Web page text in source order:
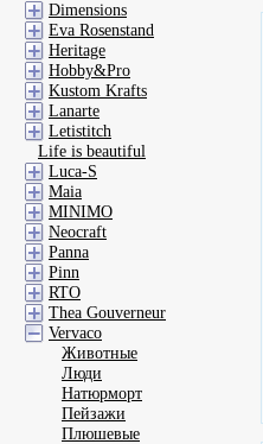
Dimensions
Eva Rosenstand
Heritage
Hobby&Pro
Kustom Krafts
Lanarte
Letistitch
Life is beautiful
Luca-S
Maia
MINIMO
Neocraft
Panna
Pinn
RTO
Thea Gouverneur
Vervaco
Животные
Люди
Натюрморт
Пейзажи
Плюшевые